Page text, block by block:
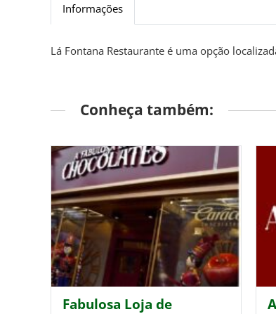
Informações
Lá Fontana Restaurante é uma opção
Conheça também:
Fabulosa Loja de